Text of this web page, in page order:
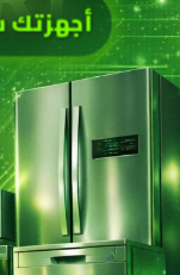
أجهزتك